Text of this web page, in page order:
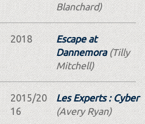
Blanchard)
2018
Escape at
Dannemora(Tilly
Mitchell)
2015/20
16
Les Experts : Cyber
(Avery Ryan)